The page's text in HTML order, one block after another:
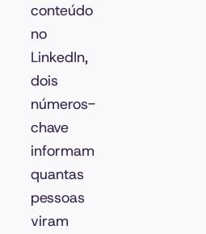
conteúdo
no
LinkedIn,
dois
números-
chave
informam
quantas
pessoas
viram